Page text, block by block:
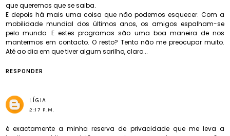
que queremos que se saiba.
E depois há mais uma coisa que não podemos esquecer. Com a
mobilidade mundial dos últimos anos, os amigos espalham-se
pelo mundo. E estes programas são uma boa maneira de nos
mantermos em contacto. O resto? Tento não me preocupar muito.
Até ao dia em que tiver algum sarilho, claro...
RESPONDER
LÍGIA
2:17 P.M.
é exactamente a minha reserva de privacidade que me leva a